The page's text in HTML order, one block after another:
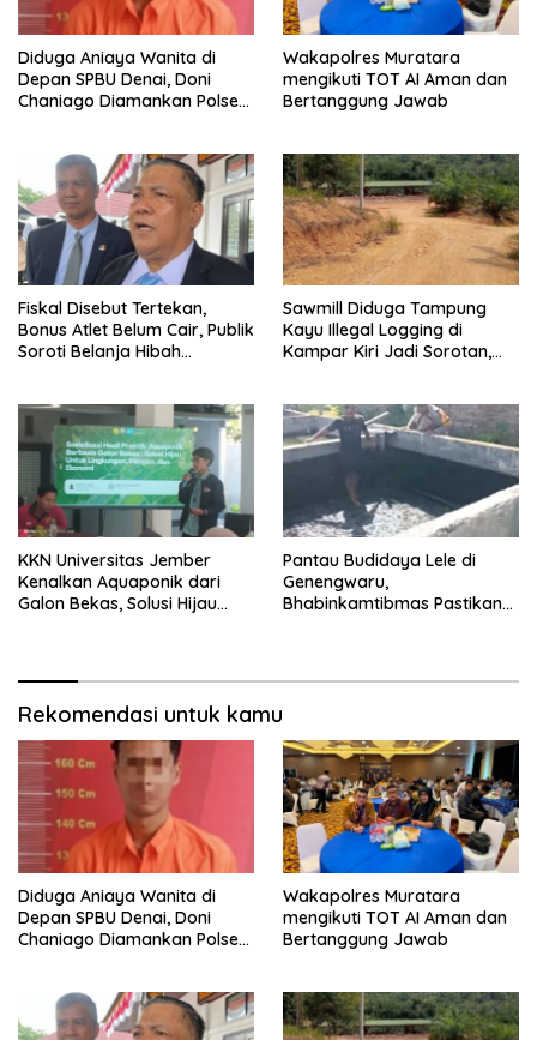
Diduga Aniaya Wanita di
Depan SPBU Denai, Doni
Chaniago Diamankan Polsek
Wakapolres Muratara
mengikuti TOT AI Aman dan
Bertanggung Jawab
Fiskal Disebut Tertekan,
Bonus Atlet Belum Cair, Publik
Soroti Belanja Hibah
Sawmill Diduga Tampung
Kayu Illegal Logging di
Kampar Kiri Jadi Sorotan,
KKN Universitas Jember
Kenalkan Aquaponik dari
Galon Bekas, Solusi Hijau
Pantau Budidaya Lele di
Genengwaru,
Bhabinkamtibmas Pastikan
Rekomendasi untuk kamu
Diduga Aniaya Wanita di
Depan SPBU Denai, Doni
Chaniago Diamankan Polsek
Wakapolres Muratara
mengikuti TOT AI Aman dan
Bertanggung Jawab